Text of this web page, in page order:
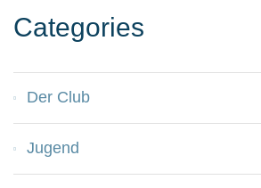
Categories
Der Club
Jugend